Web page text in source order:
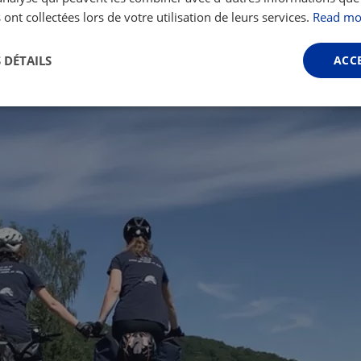
d'une section de l'EuroVelo 15 (proposé par
collectées lors de votre utilisation de leurs services. Read
DÉTAILS
Performance Ciblage Fonctionnalité
nécessaires Performance
nécessaires habilitent des fonctionnalités de base du site Web telles que la
Le site Web ne peut pas être utilisé correctement sans les cookies strictement
Fournisseur /
Domaine
Description
.instagram.com
1 an 1
mois
This cookie is associated with the Django
platform for Python. It is designed to help